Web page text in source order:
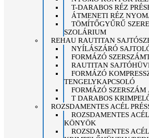
T-DARABOS RÉZ
ÁTMENETI RÉZ
TÖMÍTŐGYŰRŰ
SZOLÁRIUM
REHAU RAUTITAN
NYÍLÁSZÁRÓ
FORMÁZÓ
RAUTITAN
FORMÁZÓ
TENGELYKAPCSOLÓ
FORMÁZÓ SZERSZÁM
T DARABOS
ROZSDAMENTES ACÉL
ROZSDAMENTES
KÖNYÖK
ROZSDAMENTES ACÉL